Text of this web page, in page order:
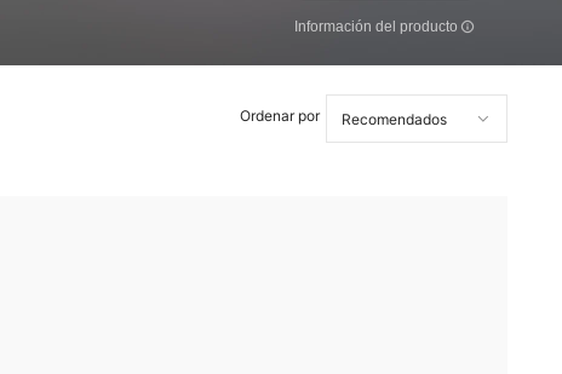
Información del producto
Ordenar por